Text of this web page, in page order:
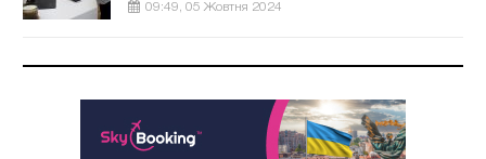
09:49, 05 Жовтня 2024